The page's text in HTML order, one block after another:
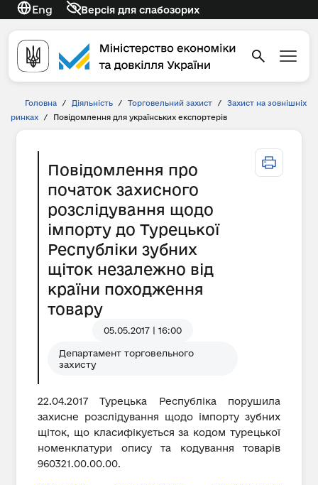
Eng Версія для слабозорих
Головна / Діяльність / Торговельний захист /
Захист на зовнішніх
ринках
/ Повідомлення для українських експортерів
Повідомлення про
початок захисного
розслідування щодо
імпорту до Турецької
Республіки зубних
щіток незалежно від
країни походження
товару
05.05.2017 | 16:00
Департамент торговельного
захисту
22.04.2017 Турецька Республіка порушила
захисне розслідування щодо імпорту зубних
щіток, що класифікується за кодом турецької
номенклатури опису та кодування товарів
960321.00.00.00.